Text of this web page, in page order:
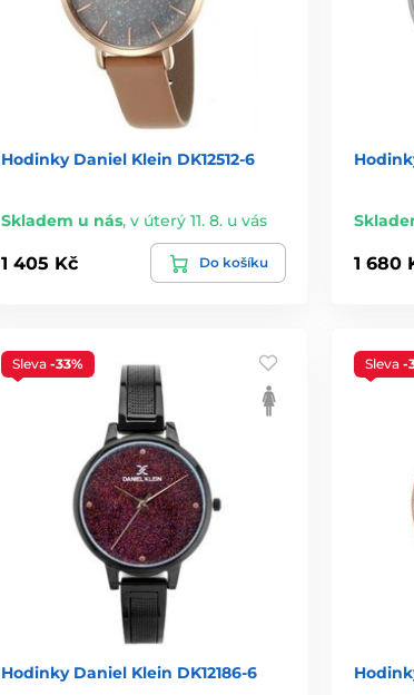
Hodinky Daniel Klein DK12512-6
Skladem u nás, v úterý 11. 8. u vás
1 405 Kč Do košíku 1 680
Sleva -33%
Hodinky Daniel Klein DK12186-6
Sleva -